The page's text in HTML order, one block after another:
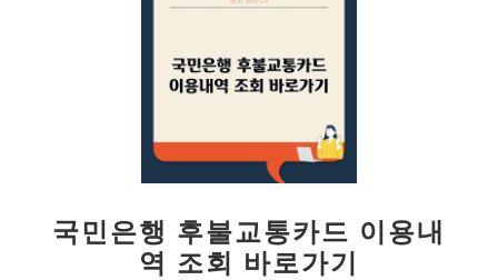
국민은행 후불교통카드 이용내
역 조회 바로가기